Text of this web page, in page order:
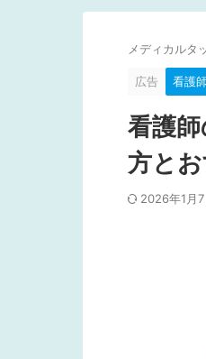
メディカルタ
広告 看護
看護
方と
2026年1月7